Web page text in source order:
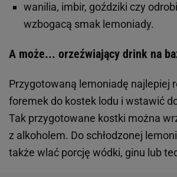
wanilia, imbir, goździki czy
wzbogacą smak lemoniady.
A może... orzeźwiający drink na
Przygotowaną lemoniadę najlepiej
foremek do kostek lodu i wstawić
Tak przygotowane kostki można
z alkoholem. Do schłodzonej
także wlać porcję wódki, ginu lub